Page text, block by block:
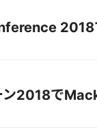
2018
ン2018で